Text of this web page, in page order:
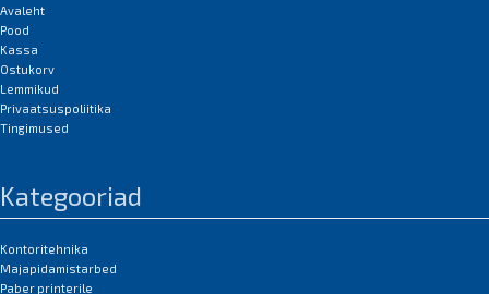
Avaleht
Pood
Kassa
Ostukorv
Lemmikud
Privaatsuspoliitika
Tingimused
Kategooriad
Kontoritehnika
Majapidamistarbed
Paber printerile